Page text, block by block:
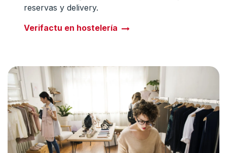
reservas y delivery.
Verifactu en hostelería